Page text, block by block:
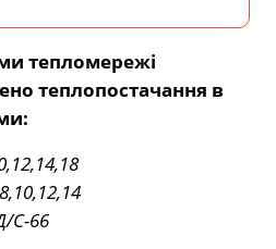
тепломережі
теплопостачання в
С-66